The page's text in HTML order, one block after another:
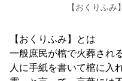
【おくりふ
【おくりふみ】とは
一般庶民が棺で火葬され
人に手紙を書いて棺に入